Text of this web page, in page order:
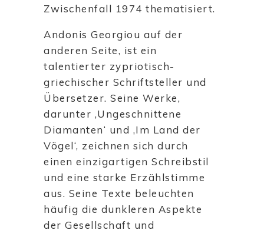
Zwischenfall 1974 thematisiert.
Andonis Georgiou auf der
anderen Seite, ist ein
talentierter zypriotisch-
griechischer Schriftsteller und
Übersetzer. Seine Werke,
darunter ‚Ungeschnittene
Diamanten‘ und ‚Im Land der
Vögel‘, zeichnen sich durch
einen einzigartigen Schreibstil
und eine starke Erzählstimme
aus. Seine Texte beleuchten
häufig die dunkleren Aspekte
der Gesellschaft und